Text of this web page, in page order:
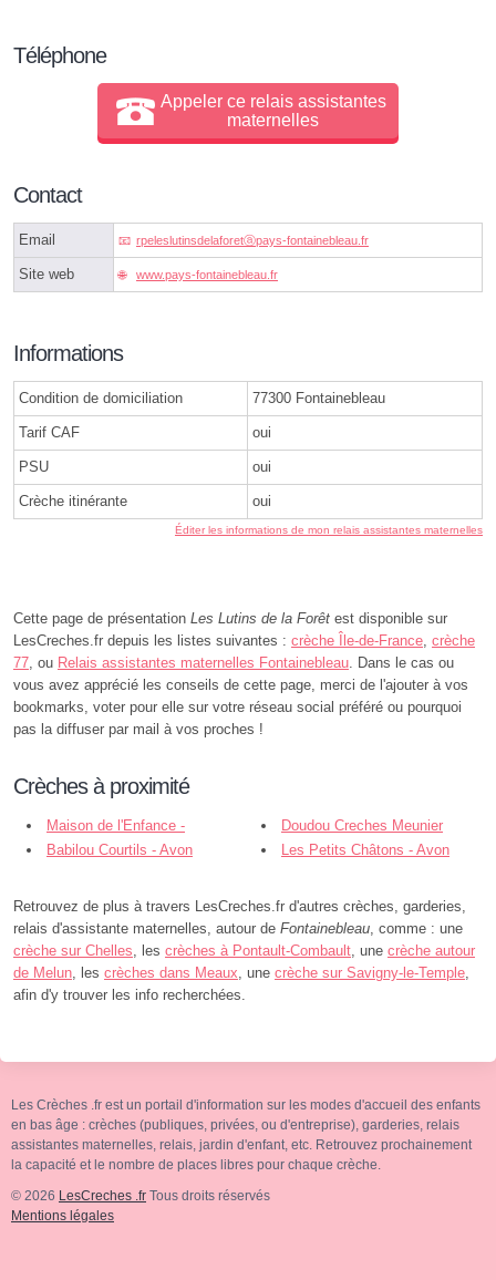
Téléphone
Appeler ce relais assistantes
maternelles
Contact
Email rpeleslutinsdelaforetⓐpays-fontainebleau.fr
Site web www.pays-fontainebleau.fr
Informations
Condition de domiciliation 77300 Fontainebleau
Tarif CAF oui
PSU oui
Crèche itinérante oui
Éditer les informations de mon relais assistantes maternelles
Cette page de présentation Les Lutins de la Forêt est disponible sur
LesCreches.fr depuis les listes suivantes : crèche Île-de-France, crèche
77, ou Relais assistantes maternelles Fontainebleau. Dans le cas ou
vous avez apprécié les conseils de cette page, merci de l'ajouter à vos
bookmarks, voter pour elle sur votre réseau social préféré ou pourquoi
pas la diffuser par mail à vos proches !
Crèches à proximité
Maison de l'Enfance -
Fontainebleau
Doudou Creches Meunier
Edouard - Fontainebleau
Babilou Courtils - Avon Les Petits Châtons - Avon
Retrouvez de plus à travers LesCreches.fr d'autres crèches, garderies,
relais d'assistante maternelles, autour de Fontainebleau, comme : une
crèche sur Chelles, les crèches à Pontault-Combault, une crèche autour
de Melun, les crèches dans Meaux, une crèche sur Savigny-le-Temple,
afin d'y trouver les info recherchées.
Les Crèches .fr est un portail d'information sur les modes d'accueil des enfants
en bas âge : crèches (publiques, privées, ou d'entreprise), garderies, relais
assistantes maternelles, relais, jardin d'enfant, etc. Retrouvez prochainement
la capacité et le nombre de places libres pour chaque crèche.
© 2026 LesCreches .fr Tous droits réservés
Mentions légales